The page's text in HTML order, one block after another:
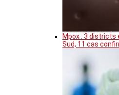
Mpox : 3 districts
Sud, 11 cas